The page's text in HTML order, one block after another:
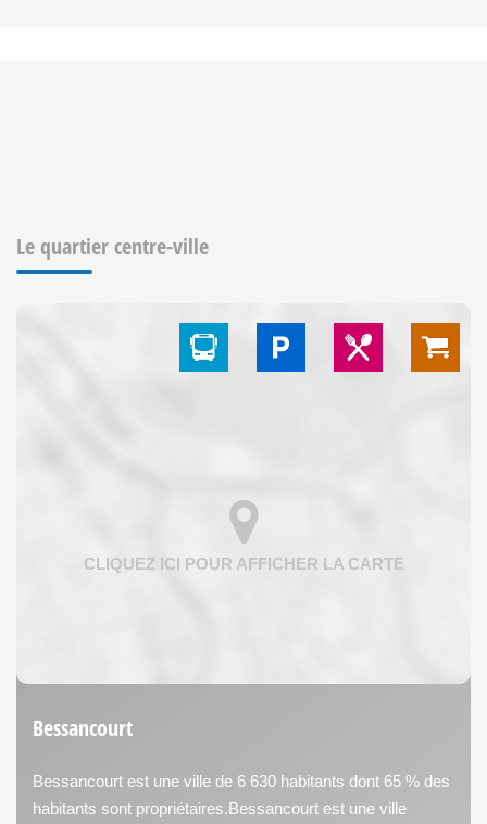
Le quartier centre-ville
Bessancourt
Bessancourt est une ville de 6 630 habitants dont 65 % des
habitants sont propriétaires.Bessancourt est une ville